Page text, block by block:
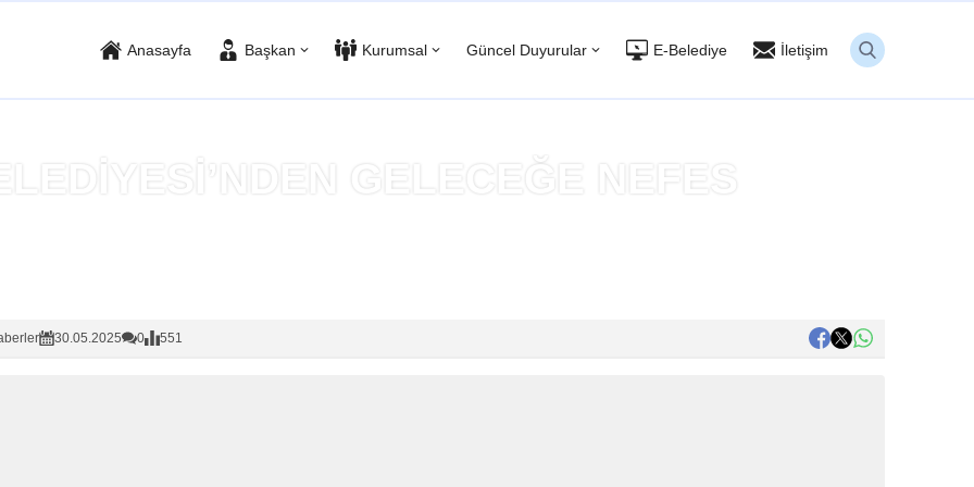
Anasayfa Başkan Kurumsal Güncel Duyurular E-Belediye İletişim
GELECEĞE NEFES
30.05.2025 0 551